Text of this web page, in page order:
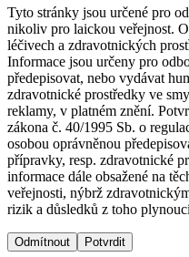
Prevence a
Uzavírání
Řešení
Terapie
Dialyzační střediska​
B. Braun Avitum
svých střediscích v
dozvíte na stránkách
Nabídky pracovních míst
Objevte své kariérní
práce​ pro zajímavé
Odpovědnost
Média
Kontakt
Tyto stránky jsou určené pro
nikoliv pro laickou veřejnost.
léčivech a zdravotnických
Informace jsou určeny pro
předepisovat, nebo vydávat
zdravotnické prostředky ve
reklamy, v platném znění.
zákona č. 40/1995 Sb. o
osobou oprávněnou
přípravky, resp. zdravotnické
informace dále obsažené na
veřejnosti, nýbrž
rizik a důsledků z toho
Odmítnout Potvrdit